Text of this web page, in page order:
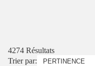
4274 Résultats
Trier par: